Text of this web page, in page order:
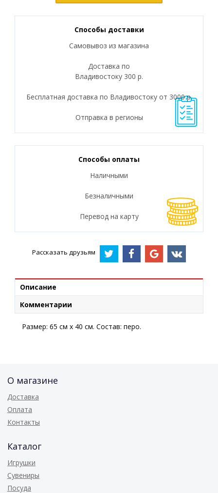
Способы доставки
Самовывоз из магазина
Доставка по
Владивостоку 300 р.
Бесплатная доставка по Владивостоку от 3000 р.
Отправка в регионы
Способы оплаты
Наличными
Безналичными
Перевод на карту
Рассказать друзьям
Описание
Комментарии
Размер: 65 см х 40 см. Состав: перо.
О магазине
Доставка
Оплата
Контакты
Каталог
Игрушки
Сувениры
Посуда